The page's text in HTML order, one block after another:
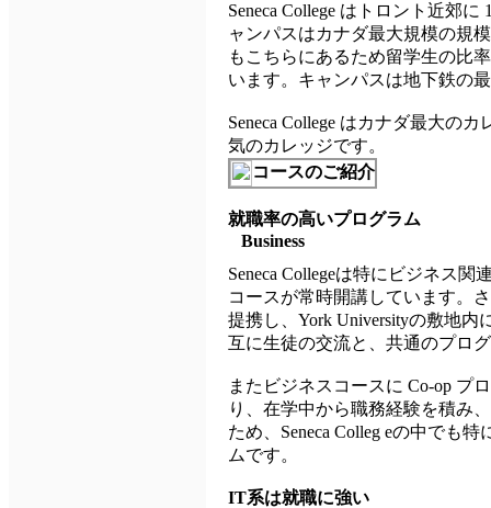
Seneca College はトロント近郊
ャンパスはカナダ最大規模の規
もこちらにあるため留学生の比
います。キャンパスは地下鉄の
Seneca College はカナダ最大の
気のカレッジです。
コースのご紹介
就職率の高いプログラム
Business
Seneca Collegeは特にビジネス
コースが常時開講しています。
提携し、York Universityの敷地
互に生徒の交流と、共通のプロ
またビジネスコースに Co-op プ
り、在学中から職務経験を積み
ため、Seneca Colleg eの中でも
ムです。
IT系は就職に強い